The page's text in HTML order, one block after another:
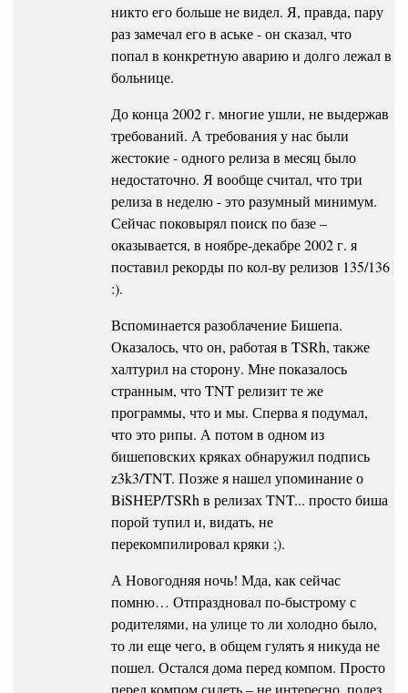
никто его больше не видел. Я, правда, пару
раз замечал его в аське - он сказал, что
попал в конкретную аварию и долго лежал в
больнице.
До конца 2002 г. многие ушли, не выдержав
требований. А требования у нас были
жестокие - одного релиза в месяц было
недостаточно. Я вообще считал, что три
релиза в неделю - это разумный минимум.
Сейчас поковырял поиск по базе –
оказывается, в ноябре-декабре 2002 г. я
поставил рекорды по кол-ву релизов 135/136
:).
Вспоминается разоблачение Бишепа.
Оказалось, что он, работая в TSRh, также
халтурил на сторону. Мне показалось
странным, что TNT релизит те же
программы, что и мы. Сперва я подумал,
что это рипы. А потом в одном из
бишеповских кряках обнаружил подпись
z3k3/TNT. Позже я нашел упоминание о
BiSHEP/TSRh в релизах TNT... просто биша
порой тупил и, видать, не
перекомпилировал кряки ;).
А Новогодняя ночь! Мда, как сейчас
помню… Отпраздновал по-быстрому с
родителями, на улице то ли холодно было,
то ли еще чего, в общем гулять я никуда не
пошел. Остался дома перед компом. Просто
перед компом сидеть – не интересно, полез